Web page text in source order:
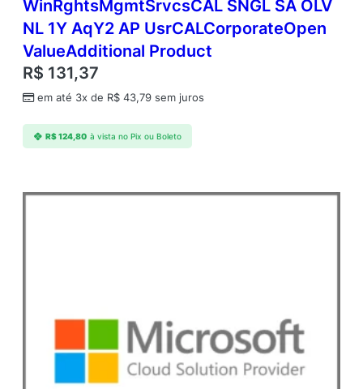
m
e
r
c
i
a
n
WinRghtsMgmtSrvcsCAL SNGL SA OLV
NL 1Y AqY2 AP UsrCALCorporateOpen
ValueAdditional Product
R$ 131,37
em até 3x de R$ 43,79 sem juros
R$124,80 à vista no Pix ou Boleto